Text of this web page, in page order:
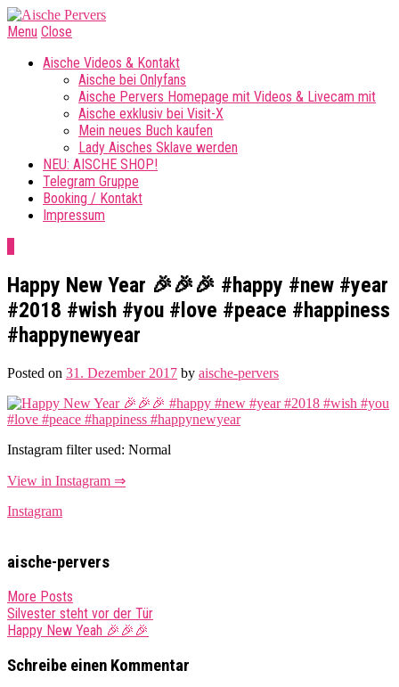
Menu Close
Aische Videos & Kontakt
Aische bei Onlyfans
Aische Pervers Homepage mit Videos & Livecam mit
Aische exklusiv bei Visit-X
Mein neues Buch kaufen
Lady Aisches Sklave werden
NEU: AISCHE SHOP!
Telegram Gruppe
Booking / Kontakt
Impressum
Happy New Year 🎉🎉🎉 #happy #new #year
#2018 #wish #you #love #peace #happiness
#happynewyear
Posted on 31. Dezember 2017 by aische-pervers
Instagram filter used: Normal
View in Instagram ⇒
Instagram
aische-pervers
More Posts
Post
navigation
Silvester steht vor der Tür
Happy New Yeah 🎉🎉🎉
Schreibe einen Kommentar